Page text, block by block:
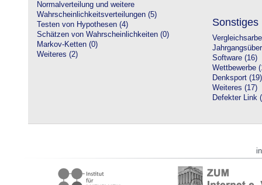
Normalverteilung und weitere
Wahrscheinlichkeitsverteilungen (5)
Testen von Hypothesen (4)
Schätzen von Wahrscheinlichkeiten (0)
Markov-Ketten (0)
Weiteres (2)
Sonstiges
Software (16)
Wettbewerbe
Denksport (19)
Weiteres (17)
Defekter Link